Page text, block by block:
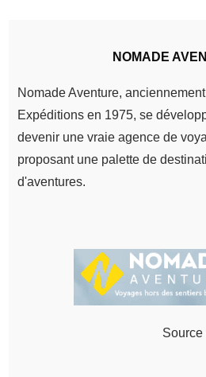
NOMADE
Nomade Aventure,
Expéditions en 1975, se
devenir une vraie agence de
proposant une palette de
d'aventures.
Source